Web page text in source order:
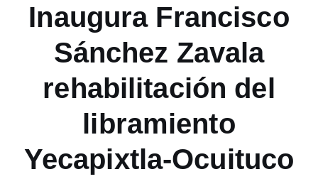
Inaugura Francisco
Sánchez Zavala
rehabilitación del
libramiento
Yecapixtla-Ocuituco